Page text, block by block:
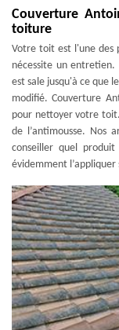
Couverture
toiture
Votre toit est l'une des
nécessite un entretien.
est sale jusqu'à ce que
modifié. Couverture
pour nettoyer votre
de l’antimousse. Nos
conseiller quel
évidemment